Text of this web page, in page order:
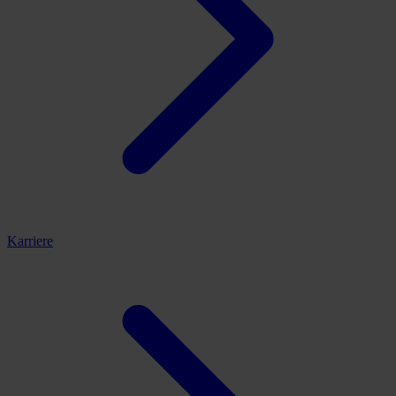
Karriere